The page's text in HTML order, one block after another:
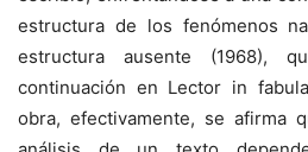
estructura de los fenómenos
estructura ausente (1968),
continuación en Lector in
obra, efectivamente, se afirma